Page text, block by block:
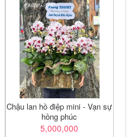
Chậu lan hồ điệp mini - Vạn sự
hồng phúc
5,000,000